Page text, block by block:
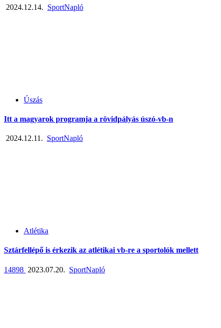
2024.12.14. SportNapló
Úszás
Itt a magyarok programja a rövidpályás úszó-vb-n
2024.12.11. SportNapló
Atlétika
Sztárfellépő is érkezik az atlétikai vb-re a sportolók mellett
14898 2023.07.20. SportNapló